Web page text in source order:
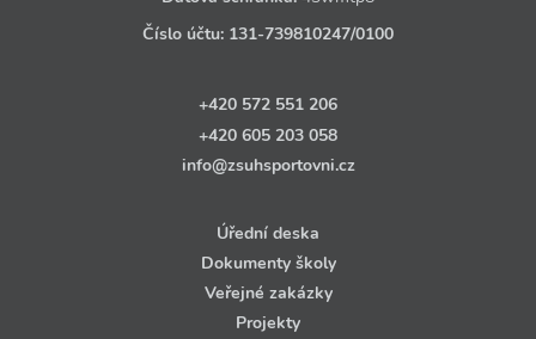
Číslo účtu: 131‑739810247/0100
+420 572 551 206
+420 605 203 058
info@zsuhsportovni.cz
Úřední deska
Dokumenty školy
Veřejné zakázky
Projekty